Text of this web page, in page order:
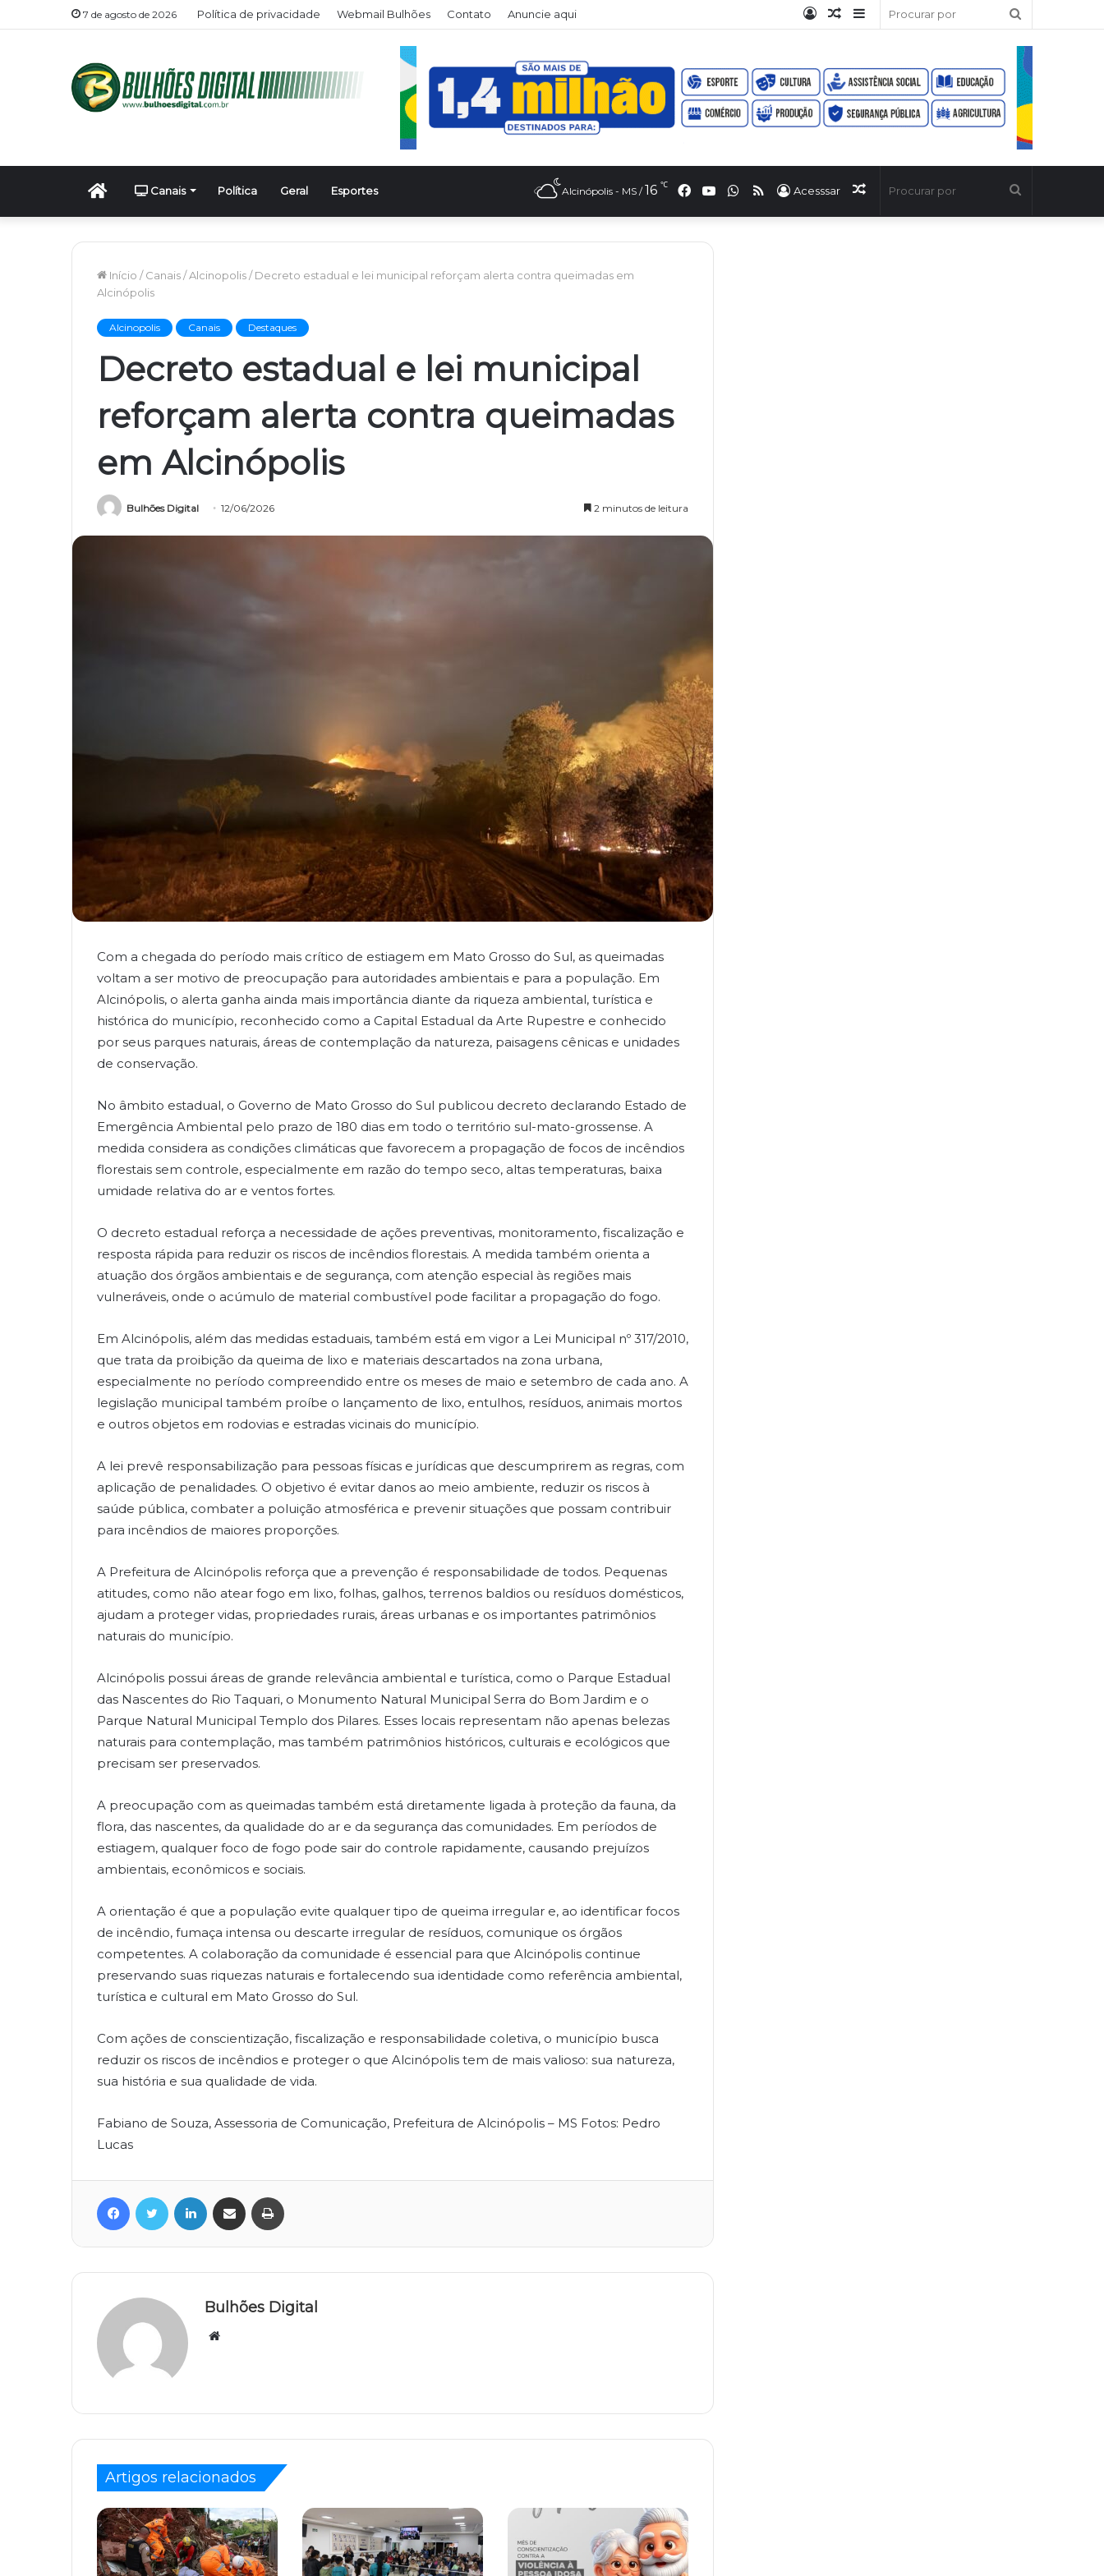
7 de agosto de 2026 Política de privacidade Webmail Bulhões Contato Anuncie aqui
por
Barra
Artigo
Entrar
Início Canais Política Geral Esportes Artigo
Acesssar
RSS
WhatsApp
YouTube
Facebook
Alcinópolis - MS / 16 ℃
Início / Canais/Alcinopolis/ Decreto estadual e lei municipal reforçam alerta contra queimadas em
Alcinópolis
Alcinopolis Canais Destaques
Decreto estadual e lei municipal
reforçam alerta contra queimadas
em Alcinópolis
Bulhões Digital 12/06/2026 2 minutos de leitura
Com a chegada do período mais crítico de estiagem em Mato Grosso do Sul, as queimadas
voltam a ser motivo de preocupação para autoridades ambientais e para a população. Em
Alcinópolis, o alerta ganha ainda mais importância diante da riqueza ambiental, turística e
histórica do município, reconhecido como a Capital Estadual da Arte Rupestre e conhecido
por seus parques naturais, áreas de contemplação da natureza, paisagens cênicas e unidades
de conservação.
No âmbito estadual, o Governo de Mato Grosso do Sul publicou decreto declarando Estado de
Emergência Ambiental pelo prazo de 180 dias em todo o território sul-mato-grossense. A
medida considera as condições climáticas que favorecem a propagação de focos de incêndios
florestais sem controle, especialmente em razão do tempo seco, altas temperaturas, baixa
umidade relativa do ar e ventos fortes.
O decreto estadual reforça a necessidade de ações preventivas, monitoramento, fiscalização e
resposta rápida para reduzir os riscos de incêndios florestais. A medida também orienta a
atuação dos órgãos ambientais e de segurança, com atenção especial às regiões mais
vulneráveis, onde o acúmulo de material combustível pode facilitar a propagação do fogo.
Em Alcinópolis, além das medidas estaduais, também está em vigor a Lei Municipal nº 317/2010,
que trata da proibição da queima de lixo e materiais descartados na zona urbana,
especialmente no período compreendido entre os meses de maio e setembro de cada ano. A
legislação municipal também proíbe o lançamento de lixo, entulhos, resíduos, animais mortos
e outros objetos em rodovias e estradas vicinais do município.
A lei prevê responsabilização para pessoas físicas e jurídicas que descumprirem as regras, com
aplicação de penalidades. O objetivo é evitar danos ao meio ambiente, reduzir os riscos à
saúde pública, combater a poluição atmosférica e prevenir situações que possam contribuir
para incêndios de maiores proporções.
A Prefeitura de Alcinópolis reforça que a prevenção é responsabilidade de todos. Pequenas
atitudes, como não atear fogo em lixo, folhas, galhos, terrenos baldios ou resíduos domésticos,
ajudam a proteger vidas, propriedades rurais, áreas urbanas e os importantes patrimônios
naturais do município.
Alcinópolis possui áreas de grande relevância ambiental e turística, como o Parque Estadual
das Nascentes do Rio Taquari, o Monumento Natural Municipal Serra do Bom Jardim e o
Parque Natural Municipal Templo dos Pilares. Esses locais representam não apenas belezas
naturais para contemplação, mas também patrimônios históricos, culturais e ecológicos que
precisam ser preservados.
A preocupação com as queimadas também está diretamente ligada à proteção da fauna, da
flora, das nascentes, da qualidade do ar e da segurança das comunidades. Em períodos de
estiagem, qualquer foco de fogo pode sair do controle rapidamente, causando prejuízos
ambientais, econômicos e sociais.
A orientação é que a população evite qualquer tipo de queima irregular e, ao identificar focos
de incêndio, fumaça intensa ou descarte irregular de resíduos, comunique os órgãos
competentes. A colaboração da comunidade é essencial para que Alcinópolis continue
preservando suas riquezas naturais e fortalecendo sua identidade como referência ambiental,
turística e cultural em Mato Grosso do Sul.
Com ações de conscientização, fiscalização e responsabilidade coletiva, o município busca
reduzir os riscos de incêndios e proteger o que Alcinópolis tem de mais valioso: sua natureza,
sua história e sua qualidade de vida.
Fabiano de Souza, Assessoria de Comunicação, Prefeitura de Alcinópolis – MS Fotos: Pedro
Lucas
FacebookTwitter Linkedin Compartilhar via e-mail
Bulhões Digital
Website
Artigos relacionados